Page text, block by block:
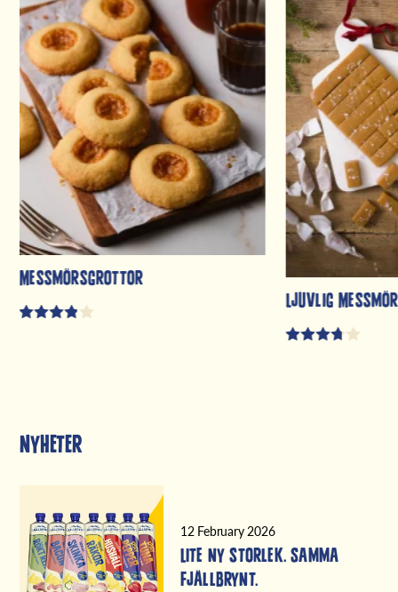
Messmörsgrottor
Ljuvlig
Nyheter
12 February 2026
Lite ny storlek. Samma
Fjällbrynt.